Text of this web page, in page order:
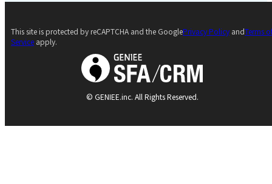
© GENIEE.inc. All Rights Reserved.
This site is protected by reCAPTCHA and the GooglePrivacy Policy andTerms
Service apply.